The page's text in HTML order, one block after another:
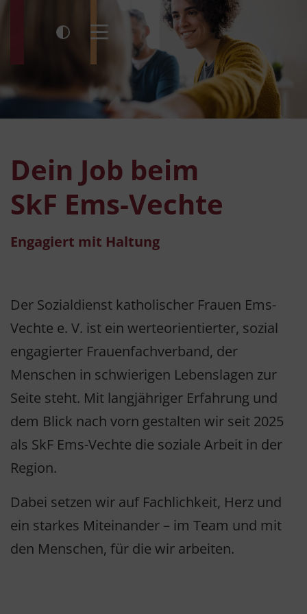
Kontrast umschalten
Menü öffnen
Dein Job beim
SkF Ems-Vechte
Engagiert mit Haltung
Der Sozialdienst katholischer Frauen Ems-
Vechte e. V. ist ein werteorientierter, sozial
engagierter Frauenfachverband, der
Menschen in schwierigen Lebenslagen zur
Seite steht. Mit langjähriger Erfahrung und
dem Blick nach vorn gestalten wir seit 2025
als SkF Ems-Vechte die soziale Arbeit in der
Region.
Dabei setzen wir auf Fachlichkeit, Herz und
ein starkes Miteinander – im Team und mit
den Menschen, für die wir arbeiten.